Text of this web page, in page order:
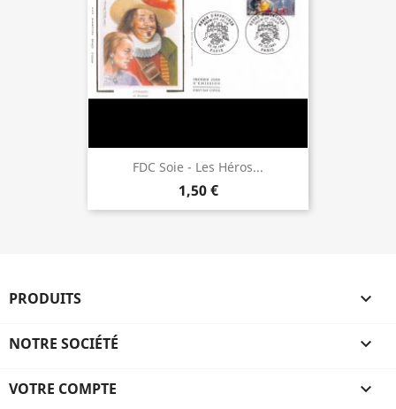
FDC Soie - Les Héros...
1,50 €
PRODUITS 
NOTRE SOCIÉTÉ 
VOTRE COMPTE 